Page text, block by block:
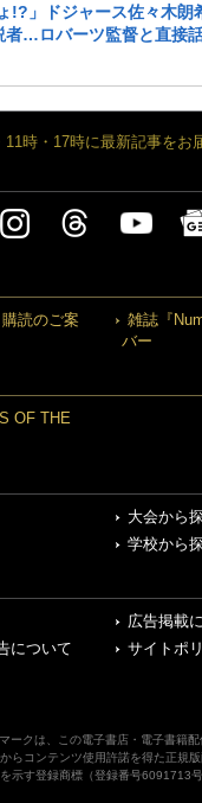
!?」ドジャース佐々木朗
者…ロバーツ監督と直接
11時・17時に最新記事をお
読のご案
雑誌『
バー
OF THE
大会から
学校から
広告掲載
について
サイトポ
ークは、この電子書店・電子書籍
らコンテンツ使用許諾を得た正規
示す登録商標（登録番号6091713号